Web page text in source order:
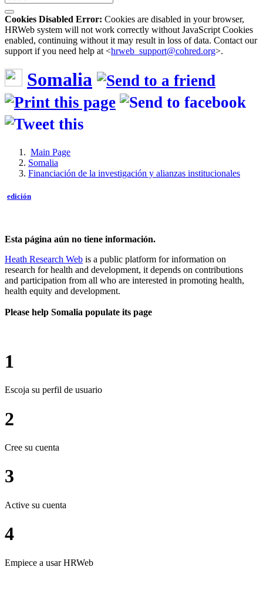
Cookies Disabled Error: Cookies are disabled in your browser,
HRWeb system will not work correctly without JavaScript Cookies
enabled, continuing without it may result in loss of data. Contact our
support if you need help at <hrweb_support@cohred.org>.
Somalia
Main Page
Somalia
Financiación de la investigación y alianzas institucionales
edición
Esta página aún no tiene información.
Heath Research Web is a public platform for information on
research for health and development, it depends on contributions
and participation from all who are interested in promoting health,
health equity and development.
Please help Somalia populate its page
1
Escoja su perfil de usuario
2
Cree su cuenta
3
Active su cuenta
4
Empiece a usar HRWeb